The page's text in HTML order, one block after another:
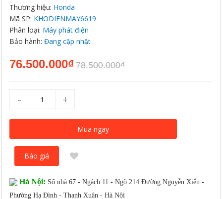
Thương hiệu: Honda
Mã SP: KHODIENMAY6619
Phân loại: Máy phát điện
Bảo hành:Đang cập nhật
76.500.000₫ 78.500.000₫
- +
Mua ngay
Báo giá
Hà Nội: Số nhà 67 - Ngách 11 - Ngõ 214 Đường Nguyễn Xiển -
Phường Hạ Đình - Thanh Xuân - Hà Nội